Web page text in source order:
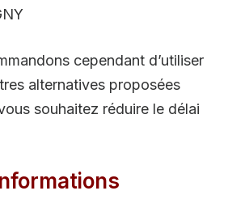
cependant d’utiliser
alternatives proposées
souhaitez réduire le délai